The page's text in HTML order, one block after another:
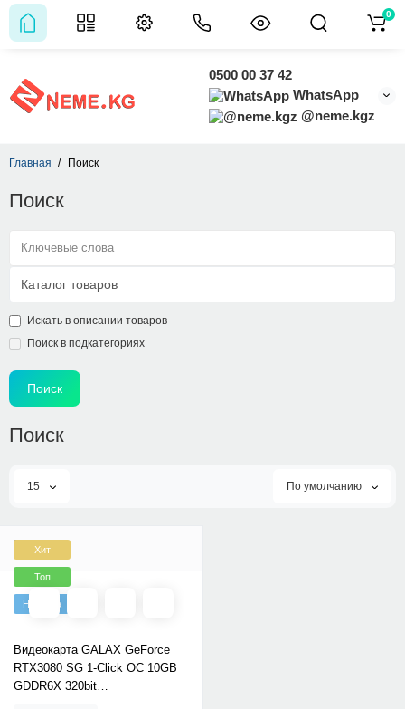
0500 00 37 42
WhatsApp
@neme.kgz
0
Главная Поиск
Поиск
Искать в описании товаров
Поиск в подкатегориях
Поиск
15 По умолчанию
Хит
Топ
Новинка
Видеокарта GALAX GeForce
RTX3080 SG 1-Click OC 10GB
GDDR6X 320bit